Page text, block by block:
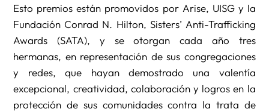
Esto premios están promovidos por Arise, UISG y la
Fundación Conrad N. Hilton, Sisters’ Anti-Trafficking
Awards (SATA), y se otorgan cada año tres
hermanas, en representación de sus congregaciones
y redes, que hayan demostrado una valentía
excepcional, creatividad, colaboración y logros en la
protección de sus comunidades contra la trata de